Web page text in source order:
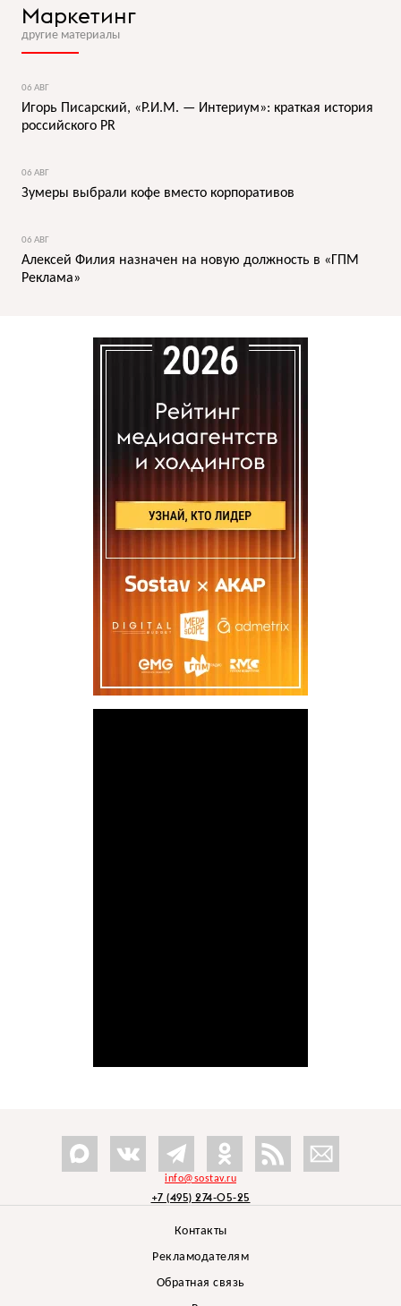
Маркетинг
другие материалы
06 АВГ
Игорь Писарский, «Р.И.М. — Интериум»: краткая история
российского PR
06 АВГ
Зумеры выбрали кофе вместо корпоративов
06 АВГ
Алексей Филия назначен на новую должность в «ГПМ
Реклама»
info@sostav.ru
+7 (495) 274-05-25
Контакты
Рекламодателям
Обратная связь